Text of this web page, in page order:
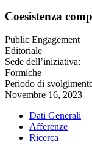
Coesistenza
Public Engagement
Editoriale
Sede dell’iniziativa:
Formiche
Periodo di
Novembre 16, 2023
Dati Generali
Afferenze
Ricerca